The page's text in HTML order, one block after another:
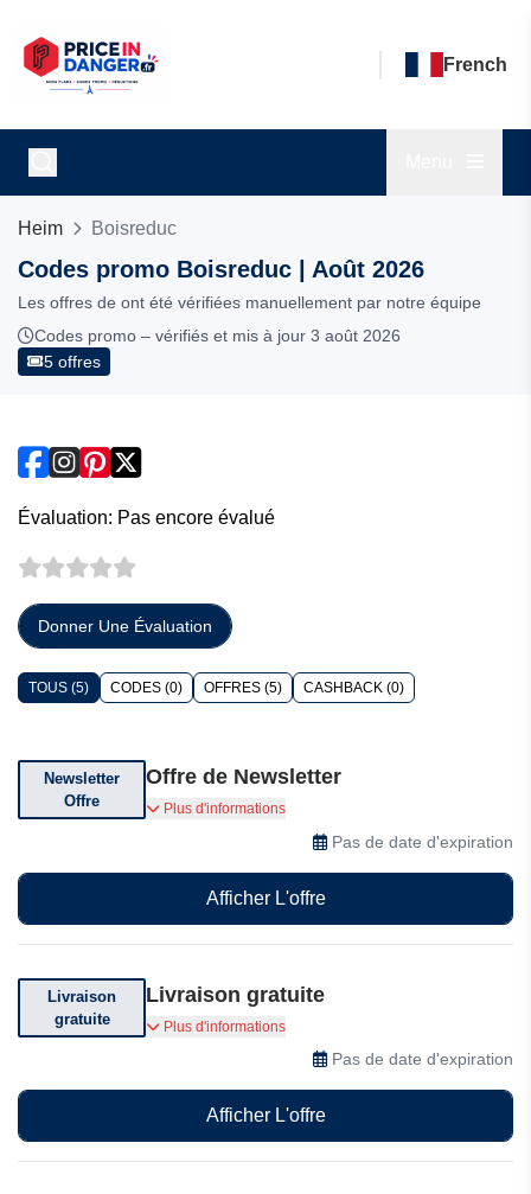
French
Heim Boisreduc
Codes promo Boisreduc | Août 2026
Les offres de ont été vérifiées manuellement par notre équipe
Codes promo – vérifiés et mis à jour 3 août 2026
5 offres
Évaluation: Pas encore évalué
Donner Une Évaluation
TOUS (5) CODES (0) OFFRES (5) CASHBACK (0)
Newsletter
Offre
Offre de Newsletter
Abonnez-vous à leur newsletter pour des
réductions exclusives, des offres et des
Plus d'informations
Pas de date d'expiration
Afficher L'offre
Livraison
gratuite
Livraison gratuite
La livraison est gratuite (voir conditions).
Plus d'informations
Pas de date d'expiration
Afficher L'offre